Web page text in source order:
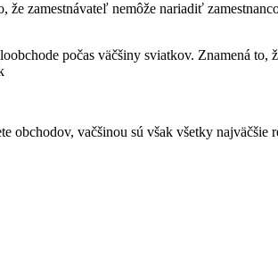
zamestnávateľ nemôže nariadiť
počas väčšiny sviatkov. Znamená
obchodov, vačšinou sú však všetky najväčšie